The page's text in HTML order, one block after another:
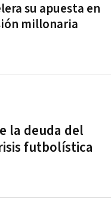
su apuesta en
millonaria
la deuda del
futbolística